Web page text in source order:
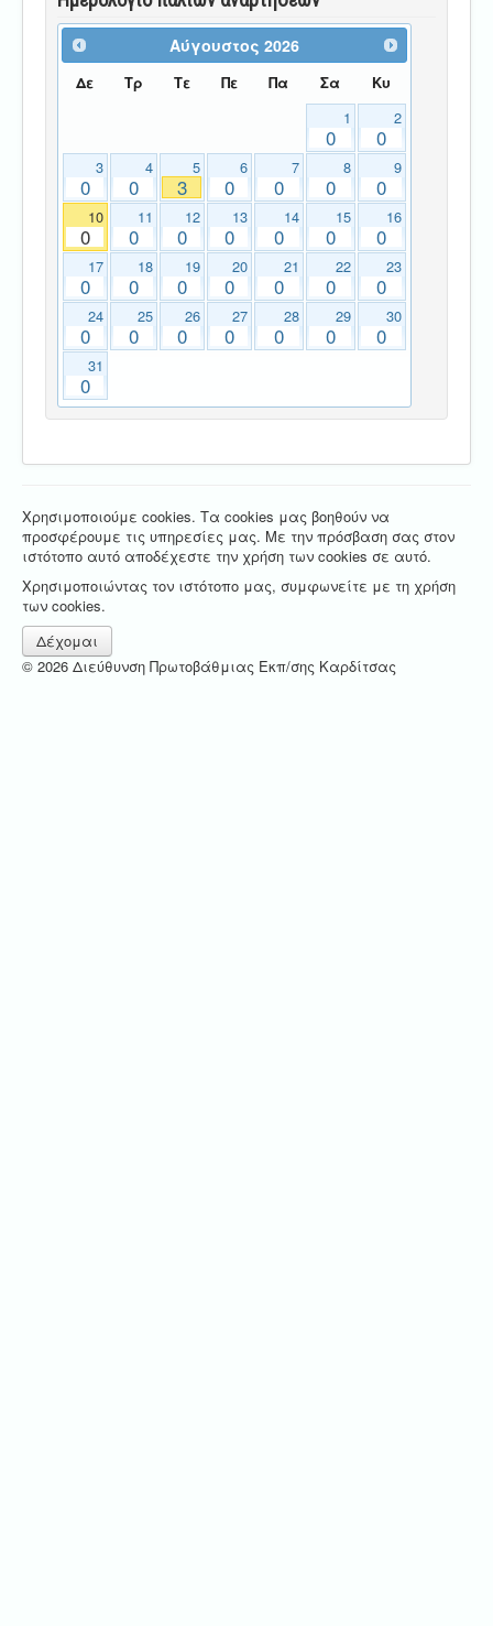
Αύγουστος 2026
Δε Τρ Τε Πε Πα Σα Κυ
1
0
2
0
3
0
4
0
5
3
6
0
7
0
8
0
9
0
10
0
11
0
12
0
13
0
14
0
15
0
16
0
17
0
18
0
19
0
20
0
21
0
22
0
23
0
24
0
25
0
26
0
27
0
28
0
29
0
30
0
31
0
Χρησιμοποιούμε cookies. Τα cookies μας βοηθούν να
προσφέρουμε τις υπηρεσίες μας. Με την πρόσβαση σας στον
ιστότοπο αυτό αποδέχεστε την χρήση των cookies σε αυτό.
Χρησιμοποιώντας τον ιστότοπο μας, συμφωνείτε με τη χρήση
των cookies.
Δέχομαι
© 2026 Διεύθυνση Πρωτοβάθμιας Εκπ/σης Καρδίτσας